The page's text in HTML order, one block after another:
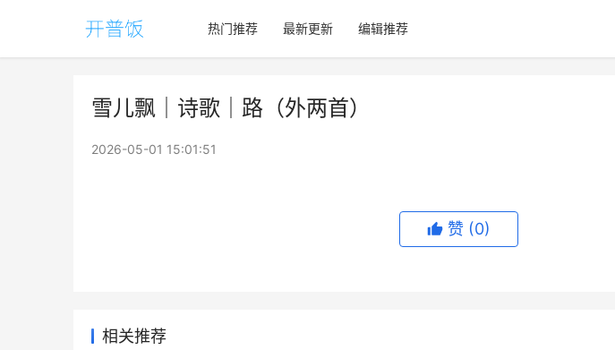
热门推荐 最新更新 编辑推荐
雪儿飘｜诗歌｜路（外两首）
2026-05-01 15:01:51
赞 (0)
相关推荐